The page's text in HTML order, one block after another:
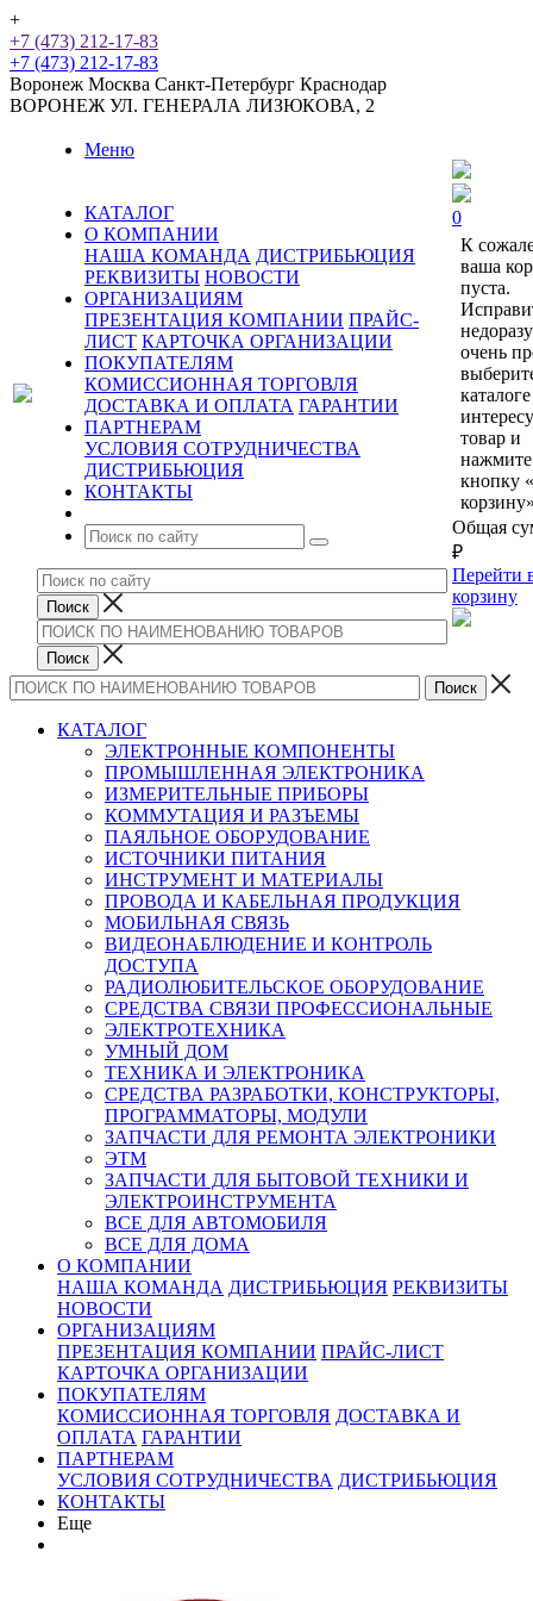
+
+7 (473) 212-17-83
+7 (473) 212-17-83
Воронеж Москва Санкт-Петербург Краснодар
ВОРОНЕЖ УЛ. ГЕНЕРАЛА ЛИЗЮКОВА, 2
Меню
КАТАЛОГ
О КОМПАНИИ
НАША КОМАНДА ДИСТРИБЬЮЦИЯ
РЕКВИЗИТЫ НОВОСТИ
ОРГАНИЗАЦИЯМ
ПРЕЗЕНТАЦИЯ КОМПАНИИ ПРАЙС-
ЛИСТ КАРТОЧКА ОРГАНИЗАЦИИ
ПОКУПАТЕЛЯМ
КОМИССИОННАЯ ТОРГОВЛЯ
ДОСТАВКА И ОПЛАТА ГАРАНТИИ
ПАРТНЕРАМ
УСЛОВИЯ СОТРУДНИЧЕСТВА
ДИСТРИБЬЮЦИЯ
КОНТАКТЫ
0
К
ваша
пуста.
очень
каталоге
товар и
нажмите
кнопку
Общая
₽
Перейти
корзину
КАТАЛОГ
ЭЛЕКТРОННЫЕ КОМПОНЕНТЫ
ПРОМЫШЛЕННАЯ ЭЛЕКТРОНИКА
ИЗМЕРИТЕЛЬНЫЕ ПРИБОРЫ
КОММУТАЦИЯ И РАЗЪЕМЫ
ПАЯЛЬНОЕ ОБОРУДОВАНИЕ
ИСТОЧНИКИ ПИТАНИЯ
ИНСТРУМЕНТ И МАТЕРИАЛЫ
ПРОВОДА И КАБЕЛЬНАЯ ПРОДУКЦИЯ
МОБИЛЬНАЯ СВЯЗЬ
ВИДЕОНАБЛЮДЕНИЕ И КОНТРОЛЬ
ДОСТУПА
РАДИОЛЮБИТЕЛЬСКОЕ ОБОРУДОВАНИЕ
СРЕДСТВА СВЯЗИ ПРОФЕССИОНАЛЬНЫЕ
ЭЛЕКТРОТЕХНИКА
УМНЫЙ ДОМ
ТЕХНИКА И ЭЛЕКТРОНИКА
СРЕДСТВА РАЗРАБОТКИ, КОНСТРУКТОРЫ,
ПРОГРАММАТОРЫ, МОДУЛИ
ЗАПЧАСТИ ДЛЯ РЕМОНТА ЭЛЕКТРОНИКИ
ЭТМ
ЗАПЧАСТИ ДЛЯ БЫТОВОЙ ТЕХНИКИ И
ЭЛЕКТРОИНСТРУМЕНТА
ВСЕ ДЛЯ АВТОМОБИЛЯ
ВСЕ ДЛЯ ДОМА
О КОМПАНИИ
НАША КОМАНДА ДИСТРИБЬЮЦИЯ РЕКВИЗИТЫ
НОВОСТИ
ОРГАНИЗАЦИЯМ
ПРЕЗЕНТАЦИЯ КОМПАНИИ ПРАЙС-ЛИСТ
КАРТОЧКА ОРГАНИЗАЦИИ
ПОКУПАТЕЛЯМ
КОМИССИОННАЯ ТОРГОВЛЯ ДОСТАВКА И
ОПЛАТА ГАРАНТИИ
ПАРТНЕРАМ
УСЛОВИЯ СОТРУДНИЧЕСТВА ДИСТРИБЬЮЦИЯ
КОНТАКТЫ
Еще